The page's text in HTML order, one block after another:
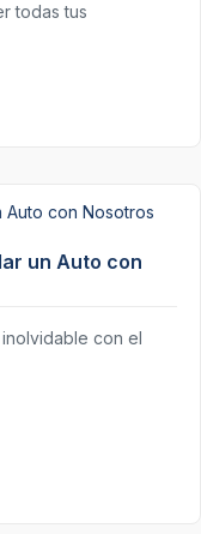
todas tus
un Auto con
con el